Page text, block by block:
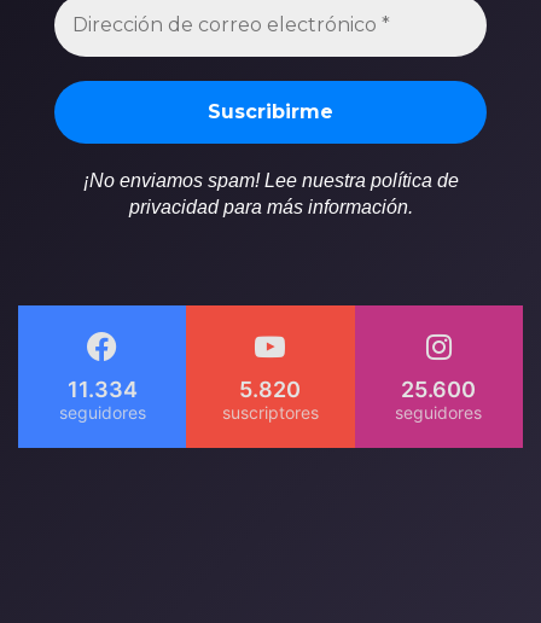
¡No enviamos spam! Lee nuestra política de
privacidad para más información.
11.334 5.820 25.600